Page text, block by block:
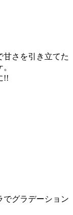
甘さを引き立てた
!!